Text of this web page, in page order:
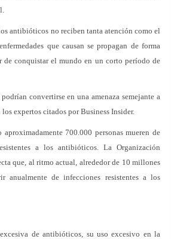
antibióticos no reciben tanta atención como el
que causan se propagan de forma
de conquistar el mundo en un corto período de
convertirse en una amenaza semejante a
expertos citados por Business Insider.
700.000 personas mueren de
a los antibióticos. La Organización
que, al ritmo actual, alrededor de 10 millones
anualmente de infecciones resistentes a los
de antibióticos, su uso excesivo en la